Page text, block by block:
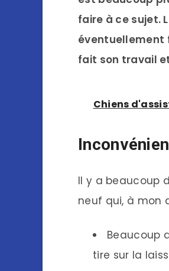
faire à ce sujet.
éventuellement
fait son travail
Chiens
Il y a beaucoup
neuf qui, à mon
Beaucoup
tire sur la